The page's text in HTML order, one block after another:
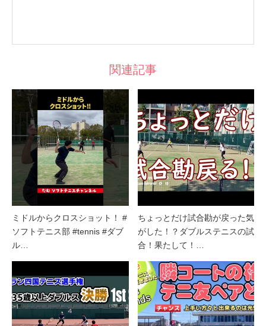
関連記事
ミドルからクロスショット！ #
ソフトテニス部 #tennis #ダブ
ル…
ちょっとだけ試合勘が戻った気
がした！？ダブルステニスの試
合！果たして！…